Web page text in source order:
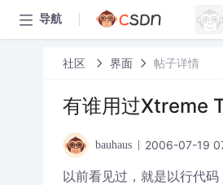
导航
社区 界面 帖子详情
有谁用过Xtreme
bauhaus 2006-07-19
以前看见过，就是以行代